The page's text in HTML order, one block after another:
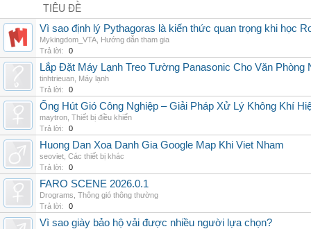
TIÊU ĐỀ
Vì sao định lý Pythagoras là kiến thức quan trọng khi học
Mykingdom_VTA Hướng dẫn tham gia
Trả lời:
0
Lắp Đặt Máy Lạnh Treo Tường Panasonic Cho Văn Phòng
tinhtrieuan Máy lạnh
Trả lời:
0
Ống Hút Gió Công Nghiệp – Giải Pháp Xử Lý Không Khí
maytron Thiết bị điều khiển
Trả lời:
0
Huong Dan Xoa Danh Gia Google Map Khi Viet Nham
seoviet Các thiết bị khác
Trả lời:
0
FARO SCENE 2026.0.1
Drograms Thông gió thông thường
Trả lời:
0
Vì sao giày bảo hộ vải được nhiều người lựa chọn?